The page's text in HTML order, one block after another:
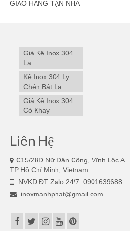
GIAO HÀNG TẬN NHÀ
Giá Kệ Inox 304
La
Kệ Inox 304 Ly
Chén Bát La
Giá Kệ Inox 304
Có Khay
Liên Hệ
C15/28D Nữ Dân Công, Vĩnh Lộc A
TP Hồ Chí Minh, Vietnam
NVKD ĐT Zalo 24/7: 0901639688
inoxmanhphat@gmail.com